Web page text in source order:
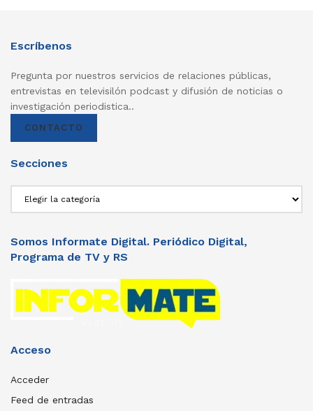
Escríbenos
Pregunta por nuestros servicios de relaciones públicas,
entrevistas en televisilón podcast y difusión de noticias o
investigación periodistica..
CONTACTO
Secciones
Somos Informate Digital. Periódico Digital,
Programa de TV y RS
Acceso
Acceder
Feed de entradas